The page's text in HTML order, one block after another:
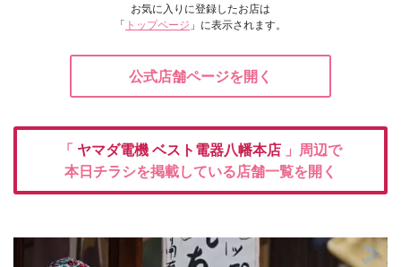
お気に入りに登録したお店は
「 トップページ 」に表示されます。
公式店舗ページを開く
「 ヤマダ電機 ベスト電器八幡本店 」周辺で
本日チラシを掲載している店舗一覧を開く